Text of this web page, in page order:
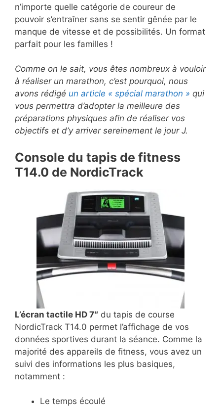
n’importe quelle catégorie de coureur de
pouvoir s’entraîner sans se sentir gênée par le
manque de vitesse et de possibilités. Un format
parfait pour les familles !
Comme on le sait, vous êtes nombreux à vouloir
à réaliser un marathon, c’est pourquoi, nous
avons rédigé un article « spécial marathon » qui
vous permettra d’adopter la meilleure des
préparations physiques afin de réaliser vos
objectifs et d’y arriver sereinement le jour J.
Console du tapis de fitness
T14.0 de NordicTrack
L’écran tactile HD 7″ du tapis de course
NordicTrack T14.0 permet l’affichage de vos
données sportives durant la séance. Comme la
majorité des appareils de fitness, vous avez un
suivi des informations les plus basiques,
notamment :
Le temps écoulé